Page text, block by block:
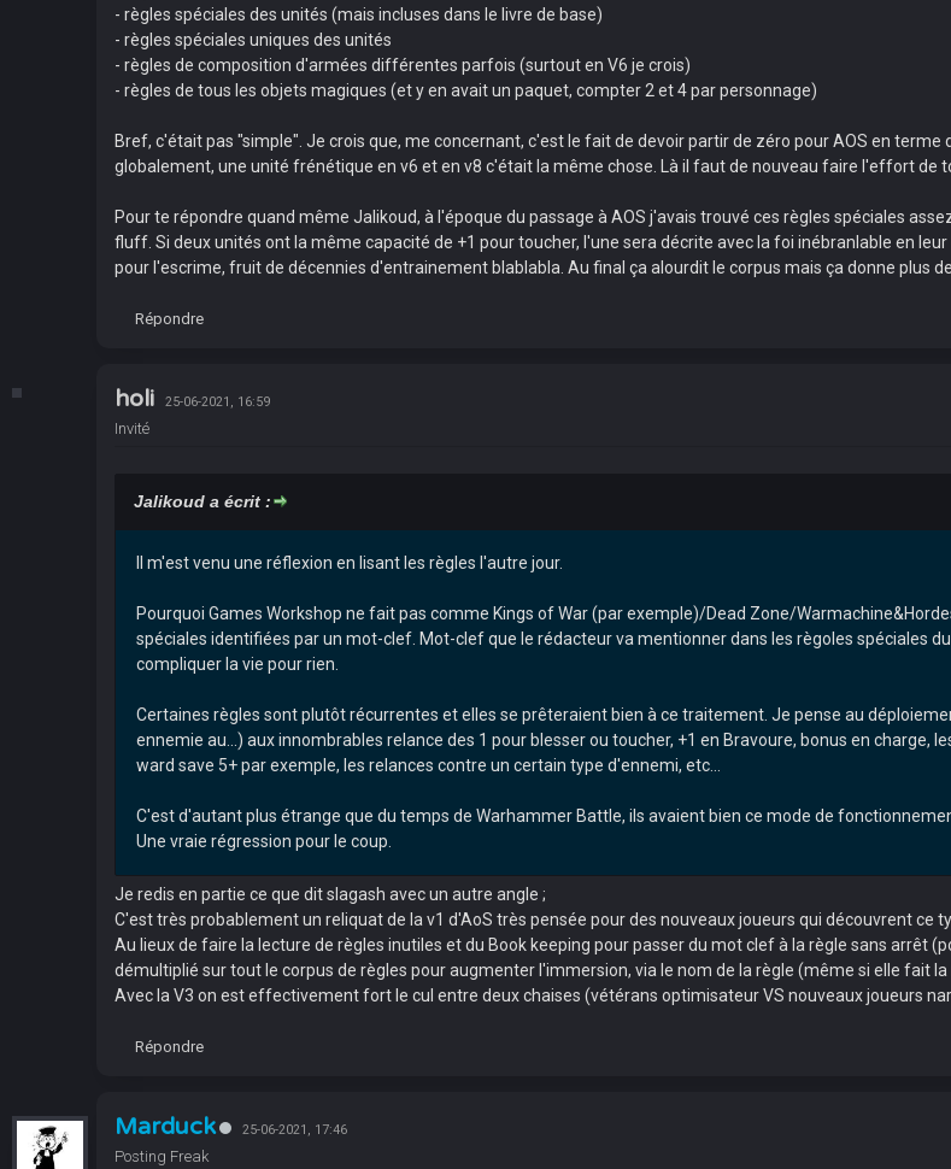
- règles spéciales des unités (mais incluses dans le livre de base)
- règles spéciales uniques des unités
- règles de composition d'armées différentes parfois (surtout en V6 je crois)
- règles de tous les objets magiques (et y en avait un paquet, compter 2 et 4 par personnage)
Bref, c'était pas "simple". Je crois que, me concernant, c'est le fait de devoir partir de zéro pour AOS en
globalement, une unité frénétique en v6 et en v8 c'était la même chose. Là il faut de nouveau faire l'effort de
Pour te répondre quand même Jalikoud, à l'époque du passage à AOS j'avais trouvé ces règles spéciales
fluff. Si deux unités ont la même capacité de +1 pour toucher, l'une sera décrite avec la foi inébranlable en
pour l'escrime, fruit de décennies d'entrainement blablabla. Au final ça alourdit le corpus mais ça donne plus
Répondre
holi 25-06-2021, 16:59
Invité
Jalikoud a écrit :
Il m'est venu une réflexion en lisant les règles l'autre jour.
Pourquoi Games Workshop ne fait pas comme Kings of War (par exemple)/Dead Zone/
spéciales identifiées par un mot-clef. Mot-clef que le rédacteur va mentionner dans les règoles spéciales
compliquer la vie pour rien.
Certaines règles sont plutôt récurrentes et elles se prêteraient bien à ce traitement. Je pense au
ennemie au...) aux innombrables relance des 1 pour blesser ou toucher, +1 en Bravoure, bonus en
ward save 5+ par exemple, les relances contre un certain type d'ennemi, etc...
C'est d'autant plus étrange que du temps de Warhammer Battle, ils avaient bien ce mode de
Une vraie régression pour le coup.
Je redis en partie ce que dit slagash avec un autre angle ;
C'est très probablement un reliquat de la v1 d'AoS très pensée pour des nouveaux joueurs qui découvrent ce
Au lieux de faire la lecture de règles inutiles et du Book keeping pour passer du mot clef à la règle sans arrêt
démultiplié sur tout le corpus de règles pour augmenter l'immersion, via le nom de la règle (même si elle fait
Avec la V3 on est effectivement fort le cul entre deux chaises (vétérans optimisateur VS nouveaux joueurs
Répondre
Marduck 25-06-2021, 17:46
Posting Freak